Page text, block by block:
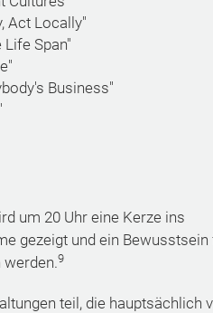
Act Locally"
Span"
Business"
um 20 Uhr eine Kerze ins
gezeigt und ein Bewusstsein
9
teil, die hauptsächlich